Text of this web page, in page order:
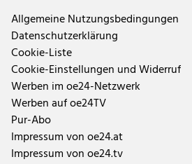
Allgemeine Nutzungsbedingungen
Datenschutzerklärung
Cookie-Liste
Cookie-Einstellungen und Widerruf
Werben im oe24-Netzwerk
Werben auf oe24TV
Pur-Abo
Impressum von oe24.at
Impressum von oe24.tv